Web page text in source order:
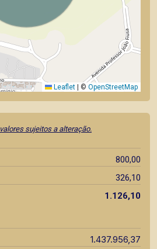
Leaflet © OpenStreetMap
valores sujeitos a alteração.
800,00
326,10
1.126,10
1.437.956,37